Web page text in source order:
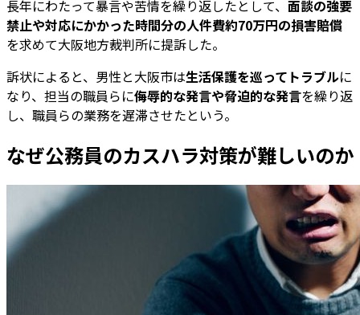
長年にわたって暴言や苦情を繰り返したとして、 面談の強要
禁止や対応にかかった時間分の人件費約70万円の損害賠償
を求めて大阪地方裁判所に提訴した。
訴状によると、男性と大阪市は生活保護を巡ってトラブルに
なり、担当の職員らに侮辱的な発言や脅迫的な発言を繰り返
し、職員らの業務を遅滞させたという。
なぜ公務員のカスハラ対策が難しいのか